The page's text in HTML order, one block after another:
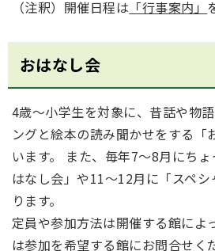
（注釈）開催日程は 「行事案内」
おはなし会
4歳～小学生を対象に、昔話や物
ングと絵本の読み聞かせをする「
います。 また、毎年7～8月にち
はなし会」や11～12月に「スペ
ります。
定員や参加方法は開催する館によ
は参加を希望する館にお問合せく